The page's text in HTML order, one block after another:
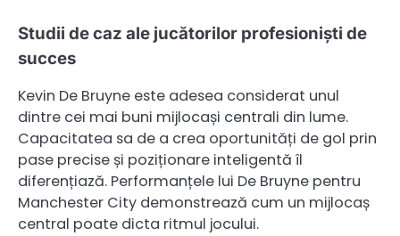
Studii de caz ale jucătorilor profesioniști de
succes
Kevin De Bruyne este adesea considerat unul
dintre cei mai buni mijlocași centrali din lume.
Capacitatea sa de a crea oportunități de gol prin
pase precise și poziționare inteligentă îl
diferențiază. Performanțele lui De Bruyne pentru
Manchester City demonstrează cum un mijlocaș
central poate dicta ritmul jocului.